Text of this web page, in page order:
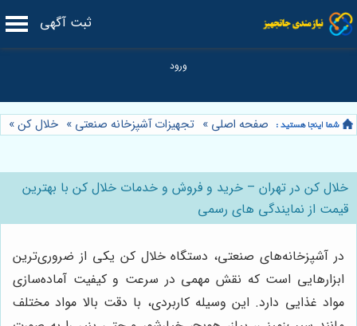
ثبت آگهی
صفحه اصلی » تجهیزات آشپزخانه صنعتی » خلال کن»
خلال کن در تهران – خرید و فروش و خدمات خلال کن با بهترین
قیمت از نمایندگی های رسمی
در آشپزخانه‌های صنعتی، دستگاه خلال کن یکی از ضروری‌ترین
ابزارهایی است که نقش مهمی در سرعت و کیفیت آماده‌سازی
مواد غذایی دارد. این وسیله کاربردی، با دقت بالا مواد مختلف